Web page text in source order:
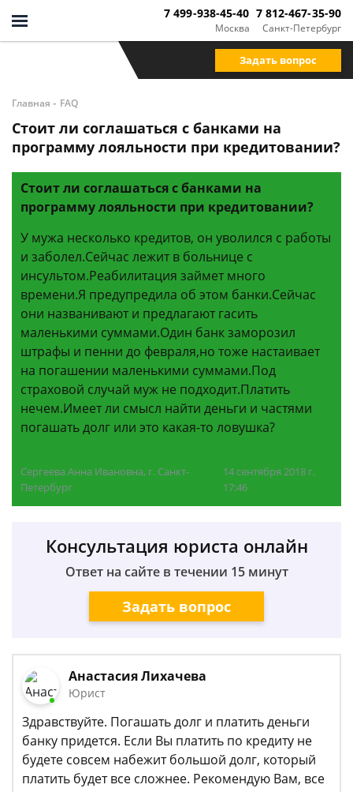
Москва
7 499-938-45-40
Санкт-Петербург
7 812-467-35-90
Задать вопрос
Главная - FAQ
Стоит ли соглашаться с банками на
программу лояльности при кредитовании?
Стоит ли соглашаться с банками на
программу лояльности при кредитовании?
У мужа несколько кредитов, он уволился с работы
и заболел.Сейчас лежит в больнице с
инсультом.Реабилитация займет много
времени.Я предупредила об этом банки.Сейчас
они названивают и предлагают гасить
маленькими суммами.Один банк заморозил
штрафы и пенни до февраля,но тоже настаивает
на погашении маленькими суммами.Под
страховой случай муж не подходит.Платить
нечем.Имеет ли смысл найти деньги и частями
погашать долг или это какая-то ловушка?
Сергеева Анна Ивановна, г. Санкт-
Петербург
14 сентября 2018 г.
17:46
Консультация юриста онлайн
Ответ на сайте в течении 15 минут
Задать вопрос
Анастасия Лихачева
Юрист
Здравствуйте. Погашать долг и платить деньги
банку придется. Если Вы платить по кредиту не
будете совсем набежит большой долг, который
платить будет все сложнее. Рекомендую Вам, все